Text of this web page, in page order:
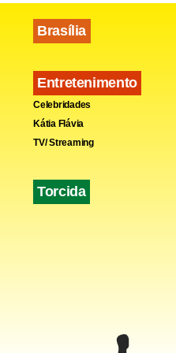
Brasília
Entretenimento
Celebridades
Kátia Flávia
TV/ Streaming
Torcida